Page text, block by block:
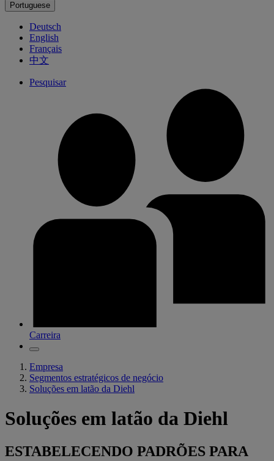
Portuguese
Deutsch
English
Français
中文
Pesquisar
Carreira
Empresa
Segmentos estratégicos de negócio
Soluções em latão da Diehl
Soluções em latão da Diehl
ESTABELECENDO PADRÕES PARA